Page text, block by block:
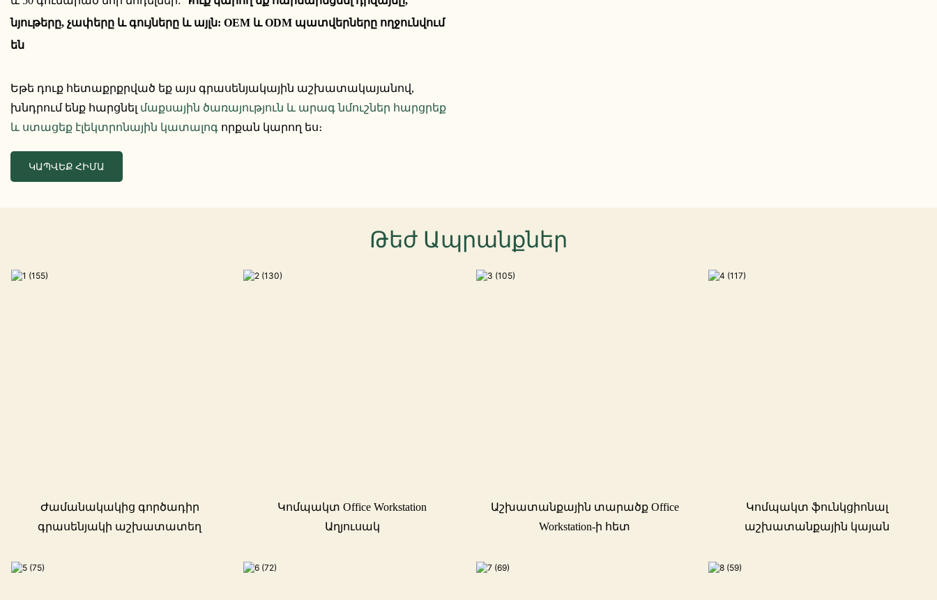
նյութերը, չափերը և գույները և այլն: OEM և ODM պատվերները ողջունվում
են
Եթե ​​դուք հետաքրքրված եք այս գրասենյակային աշխատակայանով,
խնդրում ենք հարցնել մաքսային ծառայություն և արագ նմուշներ հարցրեք
և ստացեք էլեկտրոնային կատալոգ որքան կարող ես։
ԿԱՊՎԵՔ ՀԻՄԱ
Թեժ Ապրանքներ
Ժամանակակից գործադիր
գրասենյակի աշխատատեղ
Կոմպակտ Office Workstation
Աղյուսակ
Աշխատանքային տարածք Office
Workstation-ի հետ
Կոմպակտ ֆունկցիոնալ
աշխատանքային կայան